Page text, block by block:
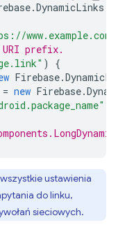
.DynamicLinks
www.example.com/"
prefix.
)
{
Firebase.DynamicLinks
= new Firebase.
ustawienia
do linku,
sieciowych.